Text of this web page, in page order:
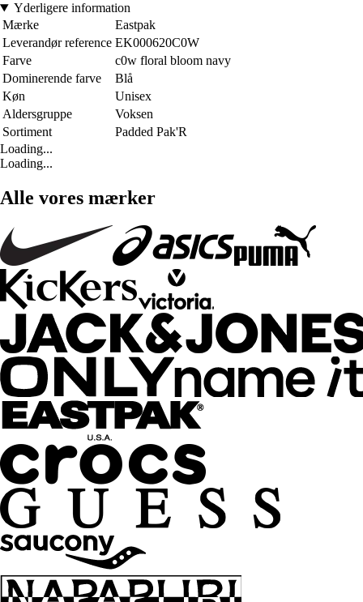
Yderligere information
Mærke
Eastpak
Leverandør reference EK000620C0W
Farve
c0w floral bloom navy
Dominerende farve
Blå
Køn
Unisex
Aldersgruppe
Voksen
Sortiment
Padded Pak'R
Loading...
Loading...
Alle vores mærker